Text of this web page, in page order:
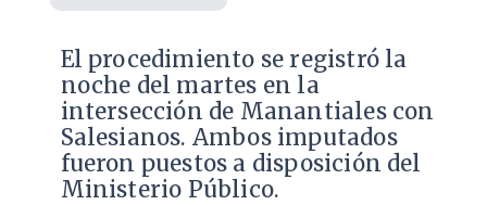
​El procedimiento se registró la
noche del martes en la
intersección de Manantiales con
Salesianos. Ambos imputados
fueron puestos a disposición del
Ministerio Público.